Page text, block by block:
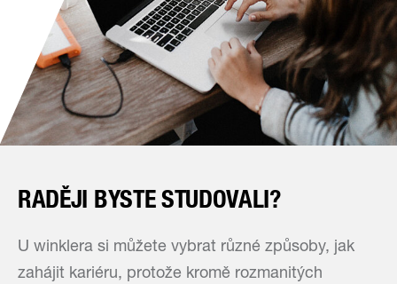
RADĚJI BYSTE STUDOVALI?
U winklera si můžete vybrat různé způsoby, jak
zahájit kariéru, protože kromě rozmanitých